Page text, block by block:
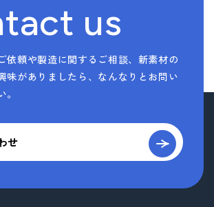
us
依頼や製造に関するご相談、新素材の
味がありましたら、なんなりとお問い
せ